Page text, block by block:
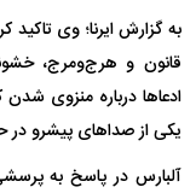
به گزارش ایرنا؛ وی تاکید
قانون و هرج‌ومرج،
ادعا‌ها درباره منزوی
یکی از صدا‌های پیشرو در
آلبارس در پاسخ به